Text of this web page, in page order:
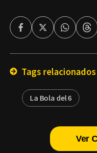
FacebookTwitter
Tags relacionados
La Bola del 6
Ver